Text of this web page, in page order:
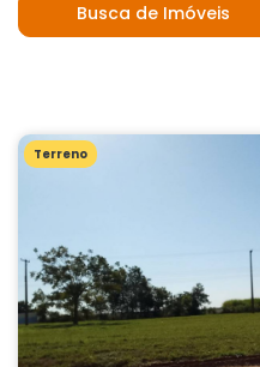
Busca de Imóveis
Terreno